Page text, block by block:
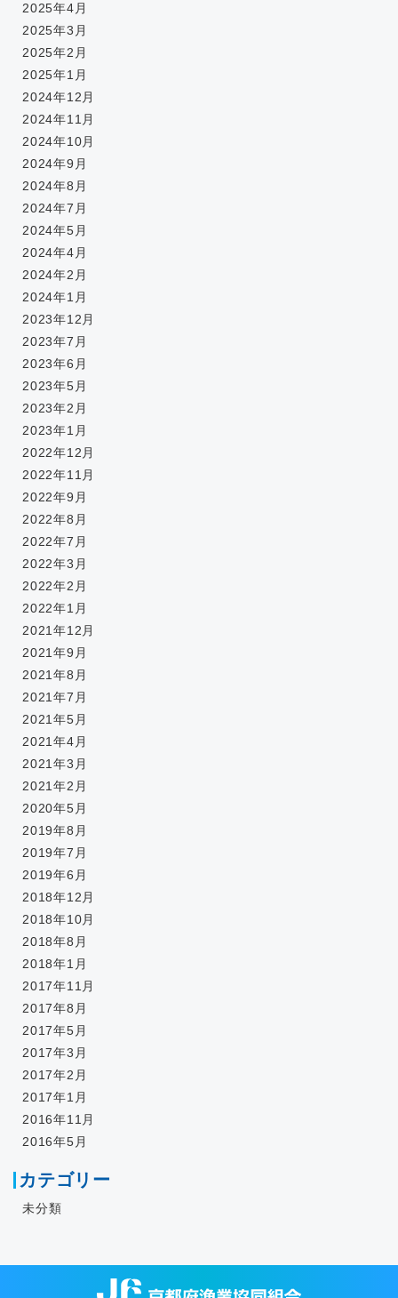
2025年4月
2025年3月
2025年2月
2025年1月
2024年12月
2024年11月
2024年10月
2024年9月
2024年8月
2024年7月
2024年5月
2024年4月
2024年2月
2024年1月
2023年12月
2023年7月
2023年6月
2023年5月
2023年2月
2023年1月
2022年12月
2022年11月
2022年9月
2022年8月
2022年7月
2022年3月
2022年2月
2022年1月
2021年12月
2021年9月
2021年8月
2021年7月
2021年5月
2021年4月
2021年3月
2021年2月
2020年5月
2019年8月
2019年7月
2019年6月
2018年12月
2018年10月
2018年8月
2018年1月
2017年11月
2017年8月
2017年5月
2017年3月
2017年2月
2017年1月
2016年11月
2016年5月
カテゴリー
未分類